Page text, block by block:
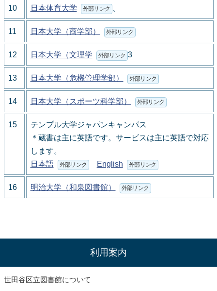
10 日本体育大学 外部リンク 、
11 日本大学（商学部） 外部リンク
12 日本大学（文理学 外部リンク 3
13 日本大学（危機管理学部） 外部リンク
14 日本大学（スポーツ科学部） 外部リンク
15
テンプル大学ジャパンキャンパス
＊蔵書は主に英語です。サービスは主に英語で対応
します。
日本語
外部リンク English 外部リンク
16 明治大学（和泉図書館） 外部リンク
利用案内
世田谷区立図書館について